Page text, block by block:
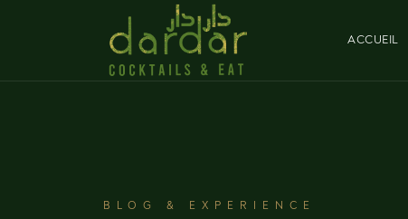
ACCUEIL
BLOG & EXPERIENCE